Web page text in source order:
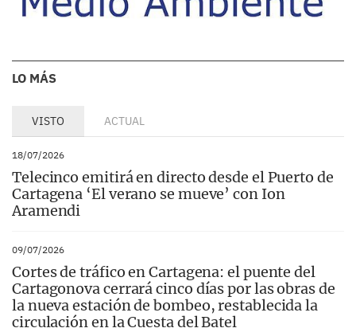
LO MÁS
VISTO ACTUAL
18/07/2026
Telecinco emitirá en directo desde el Puerto de
Cartagena ‘El verano se mueve’ con Ion
Aramendi
09/07/2026
Cortes de tráfico en Cartagena: el puente del
Cartagonova cerrará cinco días por las obras de
la nueva estación de bombeo, restablecida la
circulación en la Cuesta del Batel